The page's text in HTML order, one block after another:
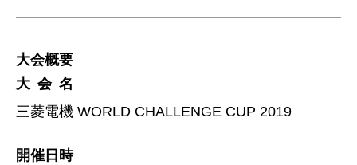
大会概要
大 会 名
三菱電機 WORLD CHALLENGE CUP 2019
開催日時